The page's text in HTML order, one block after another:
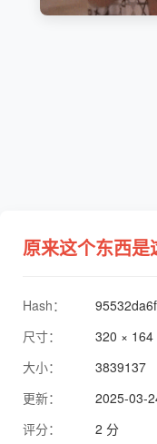
原来这个东西
Hash：
尺寸：
320 × 164
大小：
3839137
更新：
2025-03-
评分：
2 分